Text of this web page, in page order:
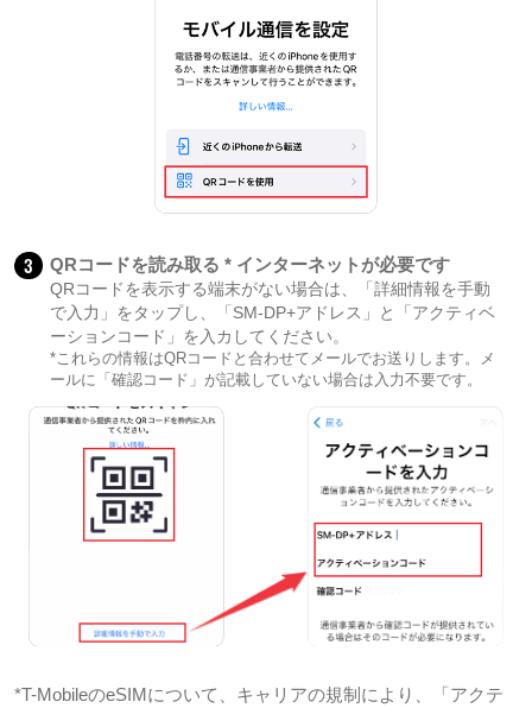
3 QRコードを読み取る * インターネットが必要です
QRコードを表示する端末がない場合は、「詳細情報を手動
で入力」をタップし、「SM-DP+アドレス」と「アクティベ
ーションコード」を入カしてください。
*これらの情報はQRコードと合わせてメールでお送りします。メ
ールに「確認コード」が記載していない場合は入力不要です。
*T-MobileのeSIMについて、キャリアの規制により、「アクテ